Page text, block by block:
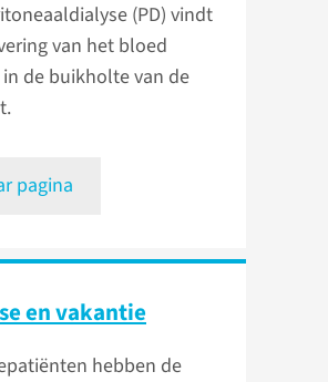
(PD) vindt
van het bloed
de buikholte van de
pagina
en vakantie
hebben de